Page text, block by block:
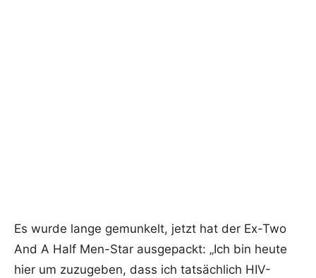
Es wurde lange gemunkelt, jetzt hat der Ex-Two
And A Half Men-Star ausgepackt: „Ich bin heute
hier um zuzugeben, dass ich tatsächlich HIV-